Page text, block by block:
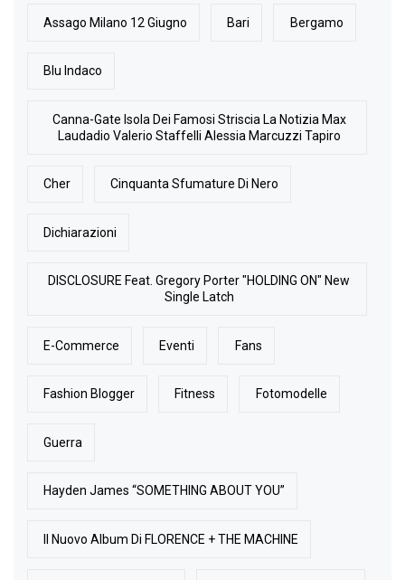
Assago Milano 12 Giugno Bari Bergamo
Blu Indaco
Canna-Gate Isola Dei Famosi Striscia La Notizia Max
Laudadio Valerio Staffelli Alessia Marcuzzi Tapiro
Cher Cinquanta Sfumature Di Nero
Dichiarazioni
DISCLOSURE Feat. Gregory Porter "HOLDING ON" New
Single Latch
E-Commerce Eventi Fans
Fashion Blogger Fitness Fotomodelle
Guerra
Hayden James “SOMETHING ABOUT YOU”
Il Nuovo Album Di FLORENCE + THE MACHINE